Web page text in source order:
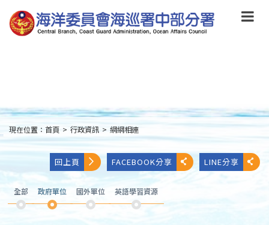
到
主
要
:::
現在位置： 首頁 > 行政資訊 > 網網相連
回上頁 FACEBOOK分享 LINE分享
全部 政府單位 國外單位 英語學習資源